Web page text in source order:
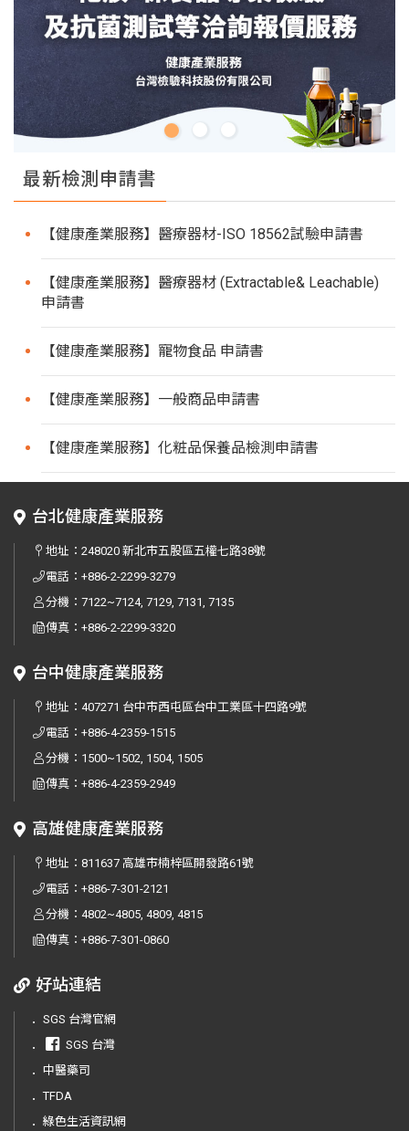
最新檢測申請書
【健康產業服務】醫療器材-ISO 18562試驗申請書
【健康產業服務】醫療器材 (Extractable& Leachable)
申請書
【健康產業服務】寵物食品 申請書
【健康產業服務】一般商品申請書
【健康產業服務】化粧品保養品檢測申請書
台北健康產業服務
地址：248020 新北市五股區五權七路38號
電話：+886-2-2299-3279
分機：7122~7124, 7129, 7131, 7135
傳真：+886-2-2299-3320
台中健康產業服務
地址：407271 台中市西屯區台中工業區十四路9號
電話：+886-4-2359-1515
分機：1500~1502, 1504, 1505
傳真：+886-4-2359-2949
高雄健康產業服務
地址：811637 高雄市楠梓區開發路61號
電話：+886-7-301-2121
分機：4802~4805, 4809, 4815
傳真：+886-7-301-0860
好站連結
． SGS 台灣官網
．
SGS 台灣
． 中醫藥司
．TFDA
． 綠色生活資訊網